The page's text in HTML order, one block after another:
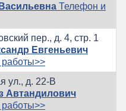
Телефон и
пер., д. 4, стр. 1
Евгеньевич
ул., д. 22-В
Автандилович